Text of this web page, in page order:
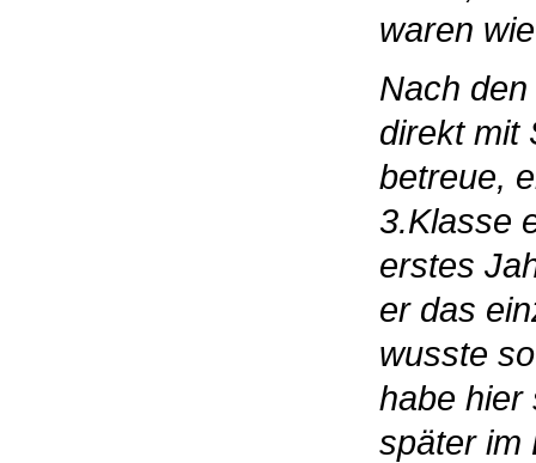
waren
Nach
direkt mit
betreue,
3.Klasse
erstes
er das
wusste
habe hier
später im